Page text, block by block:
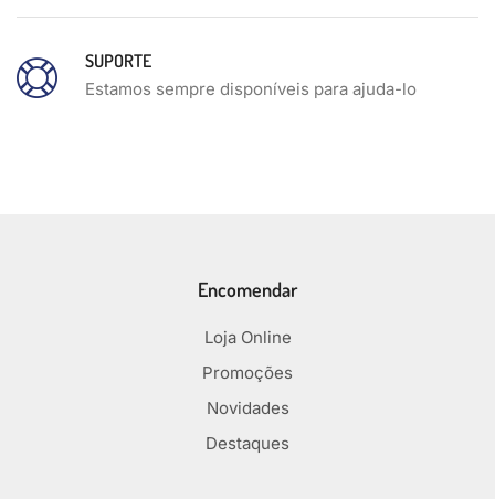
SUPORTE
Estamos sempre disponíveis para ajuda-lo
Encomendar
Loja Online
Promoções
Novidades
Destaques